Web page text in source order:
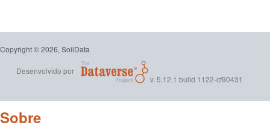
Copyright © 2026, SoilData
Desenvolvido por
v. 5.12.1 build 1122-cf90431
Sobre